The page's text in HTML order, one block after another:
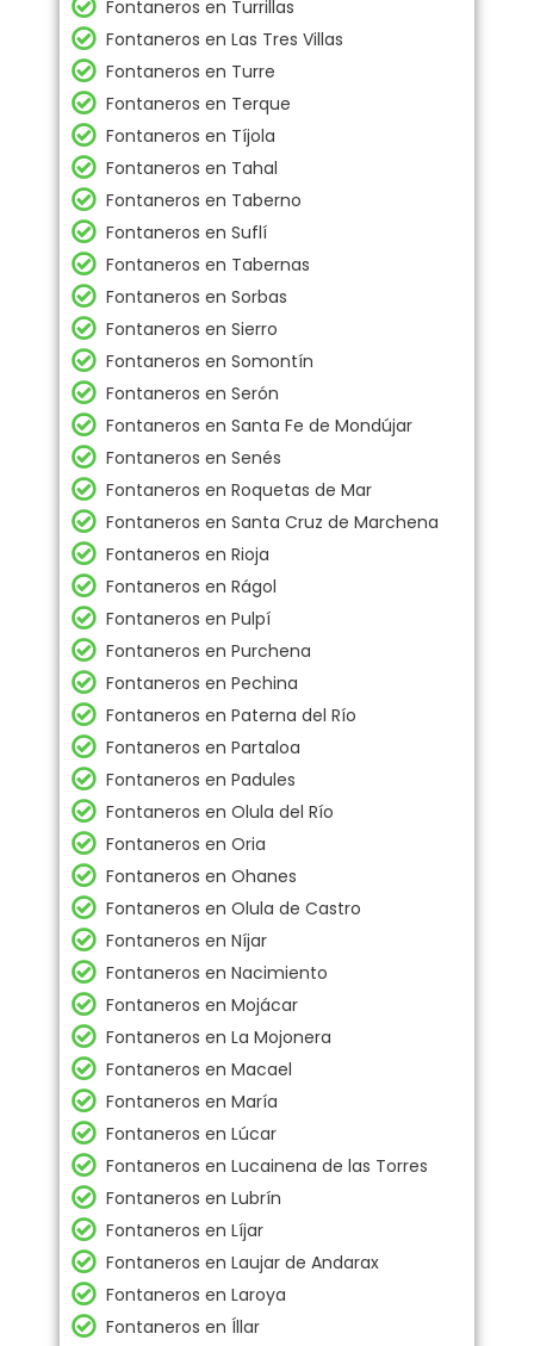
Fontaneros en Turrillas
Fontaneros en Las Tres Villas
Fontaneros en Turre
Fontaneros en Terque
Fontaneros en Tíjola
Fontaneros en Tahal
Fontaneros en Taberno
Fontaneros en Suflí
Fontaneros en Tabernas
Fontaneros en Sorbas
Fontaneros en Sierro
Fontaneros en Somontín
Fontaneros en Serón
Fontaneros en Santa Fe de Mondújar
Fontaneros en Senés
Fontaneros en Roquetas de Mar
Fontaneros en Santa Cruz de Marchena
Fontaneros en Rioja
Fontaneros en Rágol
Fontaneros en Pulpí
Fontaneros en Purchena
Fontaneros en Pechina
Fontaneros en Paterna del Río
Fontaneros en Partaloa
Fontaneros en Padules
Fontaneros en Olula del Río
Fontaneros en Oria
Fontaneros en Ohanes
Fontaneros en Olula de Castro
Fontaneros en Níjar
Fontaneros en Nacimiento
Fontaneros en Mojácar
Fontaneros en La Mojonera
Fontaneros en Macael
Fontaneros en María
Fontaneros en Lúcar
Fontaneros en Lucainena de las Torres
Fontaneros en Lubrín
Fontaneros en Líjar
Fontaneros en Laujar de Andarax
Fontaneros en Laroya
Fontaneros en Íllar